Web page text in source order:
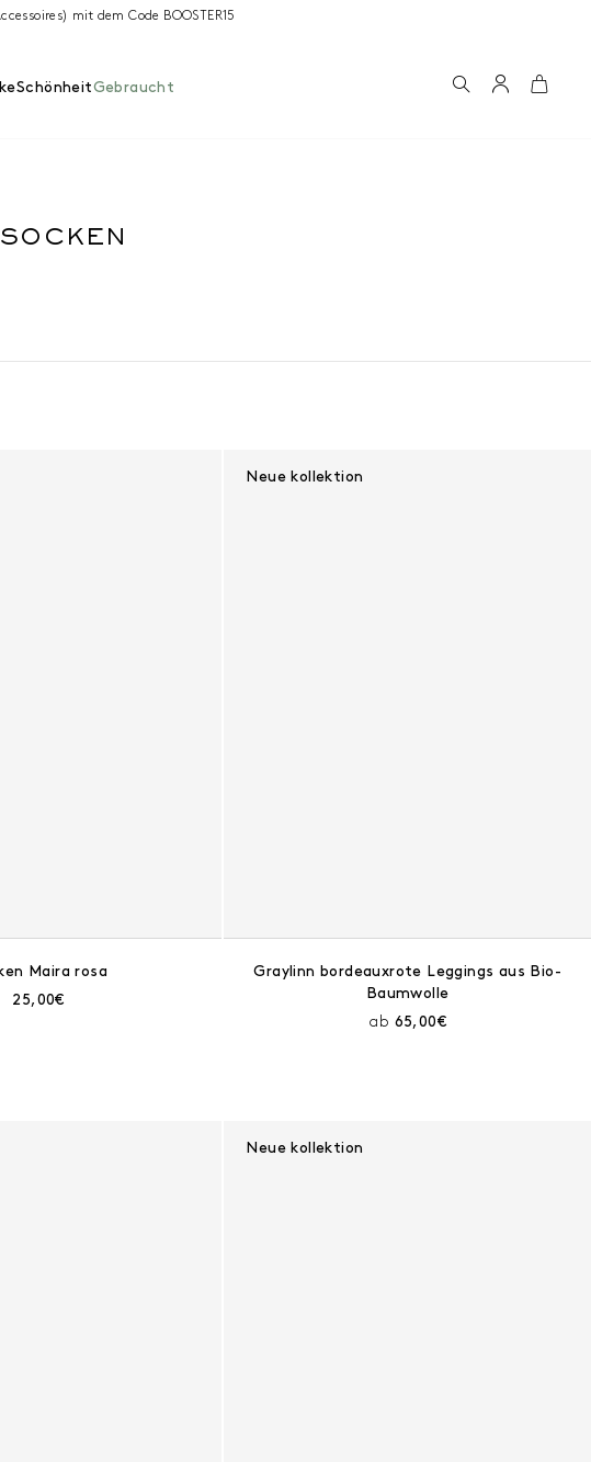
mit dem Code BOOSTER15
SchönheitGebraucht SuchenKonto
Maira rosa
Aktueller Preis:
25,00€
Neue kollektion
Graylinn bordeauxrote Leggings aus Bio-
Baumwolle
ab Aktueller Preis:
65,00€
Neue kollektion